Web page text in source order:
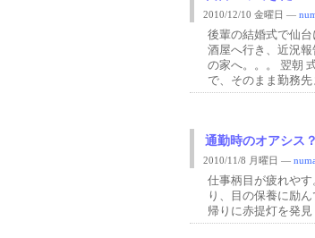
2010/12/10 金曜日 —
後輩の結婚式で仙
酒屋へ行き、近況
の家へ。。。 翌朝
で、そのまま勤務
通勤時のオアシス
2010/11/8 月曜日 —
仕事柄目が疲れや
り、目の保養に励
帰りに赤提灯を発